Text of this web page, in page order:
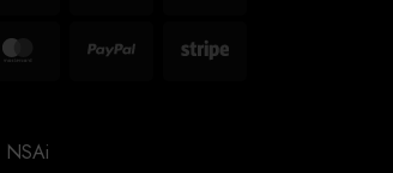
MasterCardPayPal Stripe
NSAi